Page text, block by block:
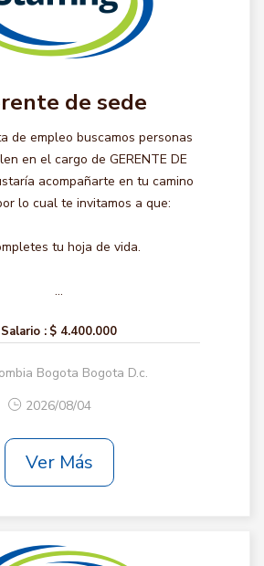
de sede
de empleo buscamos personas
en el cargo de GERENTE DE
acompañarte en tu camino
lo cual te invitamos a que:
tu hoja de vida.
...
Salario : $ 4.400.000
Bogota Bogota D.c.
2026/08/04
Ver Más